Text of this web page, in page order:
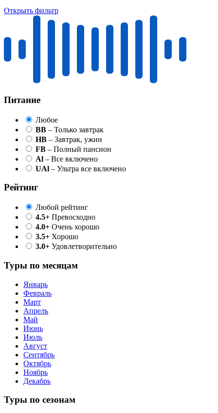
Открыть фильтр
Питание
Любое
BB – Только завтрак
HB – Завтрак, ужин
FB – Полный пансион
Al – Все включено
UAl – Ультра все включено
Рейтинг
Любой рейтинг
4.5+ Превосходно
4.0+ Очень хорошо
3.5+ Хорошо
3.0+ Удовлетворительно
Туры по месяцам
Январь
Февраль
Март
Апрель
Май
Июнь
Июль
Август
Сентябрь
Октябрь
Ноябрь
Декабрь
Туры по сезонам